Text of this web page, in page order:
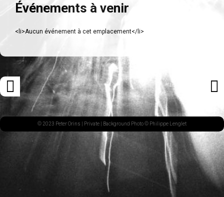
Événements à venir
<li>Aucun événement à cet emplacement</li>
Navigation
des
articles
ARTICLE
PRÉCÉDENT© 2023 Peter Orins | Private | Background Photo © Philippe Lenglet